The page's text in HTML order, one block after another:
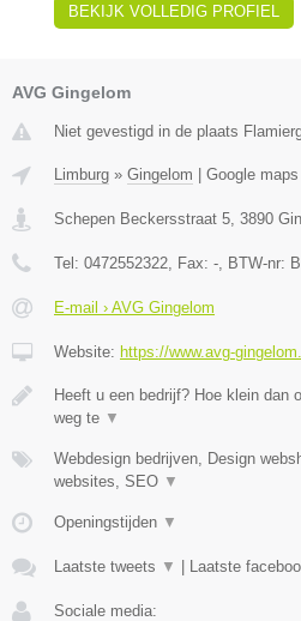
BEKIJK VOLLEDIG PROFIEL
AVG Gingelom
Niet gevestigd in de plaats
Limburg » Gingelom | Google maps
Schepen Beckersstraat 5 3890
Tel: 0472552322 , Fax: - , BTW-nr:
E-mail › AVG Gingelom
Website: https://www.avg-
Heeft u een bedrijf? Hoe klein dan
weg te ▼
Webdesign bedrijven, Design
websites, SEO ▼
Openingstijden ▼
Laatste tweets ▼ | Laatste
Sociale media: